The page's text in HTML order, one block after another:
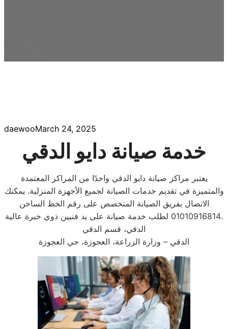
daewooMarch 24, 2025
خدمة صيانة دايو الدقي
يعتبر مراكز صيانة دايو الدقي واحدًا من المراكز المعتمدة
والمتميزة في تقديم خدمات الصيانة لجميع الأجهزة المنزلية. يمكنك
الاتصال بفريق الصيانة المتخصص على رقم الخط الساخن
01010916814 لطلب خدمة صيانة على يد فنيين ذوي خبرة عالية.
الدقي، قسم الدقي
الدقي – وزارة الزراعة، العجوزة، حي العجوزة